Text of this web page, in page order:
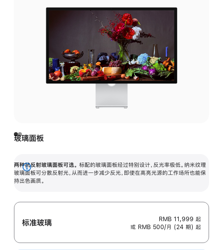
玻璃面板
两种抗反射玻璃面板可选。 标配的玻璃面板经过特别设计，反光率极低。纳米纹理
玻璃面板可分散反射光，从而进一步减少反光，即使在高亮光源的工作场所也能保
持出色画质。
展
开
标准玻璃 RMB 11,999 起
或 RMB 500/月 (24 期) 起